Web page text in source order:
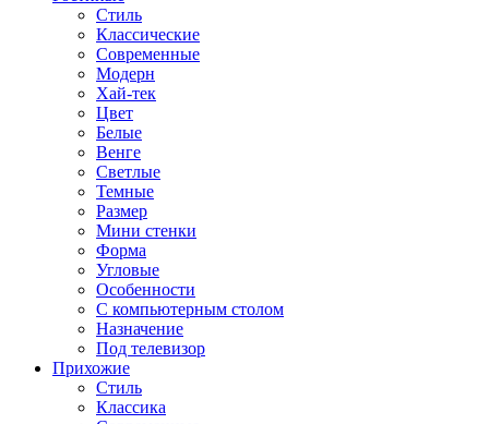
Стиль
Классические
Современные
Модерн
Хай-тек
Цвет
Белые
Венге
Светлые
Темные
Размер
Мини стенки
Форма
Угловые
Особенности
С компьютерным столом
Назначение
Под телевизор
Прихожие
Стиль
Классика